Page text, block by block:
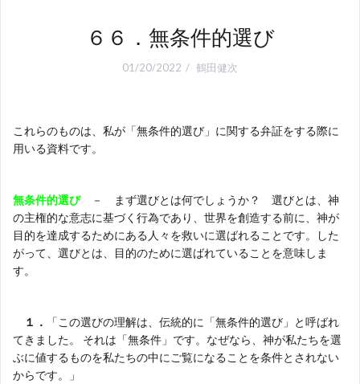
６６．無条件的選び
01/20/2022 鶴田健次
これらのものは、私が「無条件的選び」に関する弁証をする際に
用いる資料です。
無条件的選び
－ まず選びとは何でしょうか？ 選びとは、神
の主権的な意志に基づく行為であり、世界を創造する前に、神が
目的を達成するためにある人々を救いに選ばれることです。した
がって、選びとは、目的のために選ばれていることを意味しま
す。
１．
「この選びの理解は、伝統的に「無条件的選び」と呼ばれ
てきました。 それは「無条件」です。なぜなら、神が私たちを選
ぶに値するものを私たちの中にご覧になることを条件とされない
からです。」